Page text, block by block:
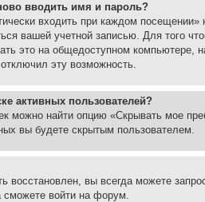
вводить имя и пароль?
входить при каждом
вашей учетной записью. Для того
это на общедоступном компьютере,
эту возможность.
активных пользователей?
можно найти опцию «Скрывать мое
вы будете скрытым пользователем.
восстановлен, вы всегда можете
сможете войти на форум.